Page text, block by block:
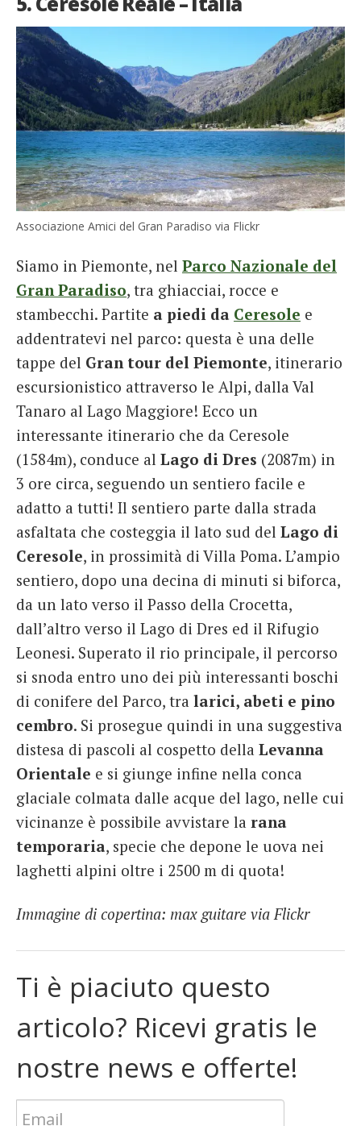
Associazione Amici del Gran Paradiso via Flickr
Siamo in Piemonte, nel Parco Nazionale del
Gran Paradiso, tra ghiacciai, rocce e
stambecchi. Partite a piedi da Ceresole e
addentratevi nel parco: questa è una delle
tappe del Gran tour del Piemonte, itinerario
escursionistico attraverso le Alpi, dalla Val
Tanaro al Lago Maggiore! Ecco un
interessante itinerario che da Ceresole
(1584m), conduce al Lago di Dres (2087m) in
3 ore circa, seguendo un sentiero facile e
adatto a tutti! Il sentiero parte dalla strada
asfaltata che costeggia il lato sud del Lago di
Ceresole, in prossimità di Villa Poma. L’ampio
sentiero, dopo una decina di minuti si biforca,
da un lato verso il Passo della Crocetta,
dall’altro verso il Lago di Dres ed il Rifugio
Leonesi. Superato il rio principale, il percorso
si snoda entro uno dei più interessanti boschi
di conifere del Parco, tra larici, abeti e pino
cembro. Si prosegue quindi in una suggestiva
distesa di pascoli al cospetto della Levanna
Orientale e si giunge infine nella conca
glaciale colmata dalle acque del lago, nelle cui
vicinanze è possibile avvistare la rana
temporaria, specie che depone le uova nei
laghetti alpini oltre i 2500 m di quota!
Immagine di copertina: max guitare via Flickr
Ti è piaciuto questo
articolo? Ricevi gratis le
nostre news e offerte!